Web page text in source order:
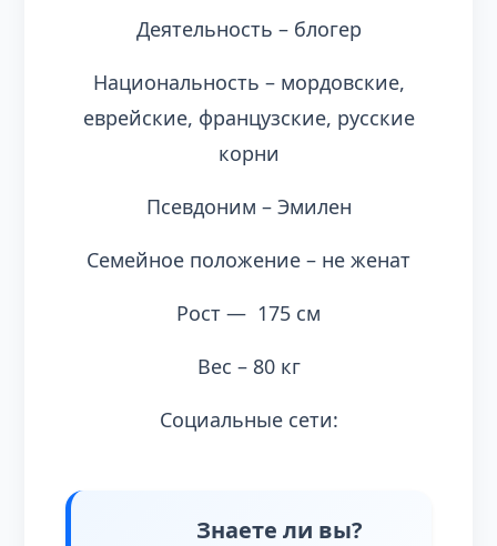
Деятельность – блогер
Национальность – мордовские,
еврейские, французские, русские
корни
Псевдоним – Эмилен
Семейное положение – не женат
Рост — 175 см
Вес – 80 кг
Социальные сети:
Знаете ли вы?